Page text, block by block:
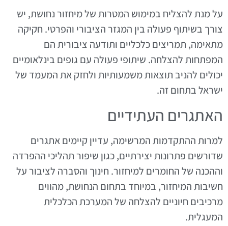
על מנת להצליח במימוש המטרות של מיחזור נחושת, יש
צורך בשיתוף פעולה בין המגזר הציבורי והפרטי. חקיקה
מתאימה, תמריצים כלכליים ותודעה ציבורית הם
המפתחות להצלחה. שיתופי פעולה עם גופים בינלאומיים
יכולים להניב תוצאות משמעותיות ולחזק את המעמד של
ישראל בתחום זה.
האתגרים העתידיים
למרות ההתקדמות המרשימה, עדיין קיימים אתגרים
שדורשים פתרונות יצירתיים, כגון שיפור תהליכי ההפרדה
וההכנה של החומרים למיחזור. חינוך והסברה לציבור על
חשיבות המיחזור, במיוחד בתחום הנחושת, מהווים
מרכיבים חיוניים להצלחה של המערכת הכלכלית
המעגלית.